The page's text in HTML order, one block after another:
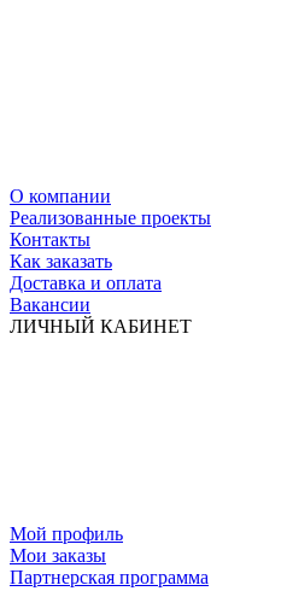
О компании
Реализованные проекты
Контакты
Как заказать
Доставка и оплата
Вакансии
ЛИЧНЫЙ КАБИНЕТ
Мой профиль
Мои заказы
Партнерская программа